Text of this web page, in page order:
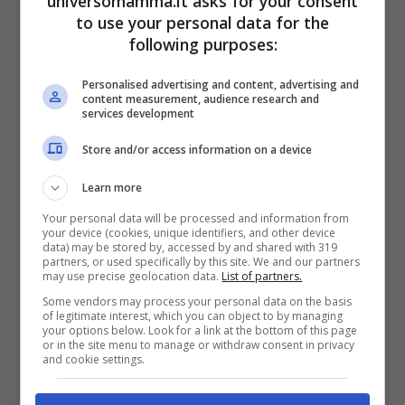
I furti da parte di chi lavora in casa nostra, ahinoi, non
sono così infrequenti – universomamma.it
Prima ancora però dovremo
direttamente con la badante , per esporle i
nostri sospetti e le nostre preoccupazioni.
Potremmo anche essere in presenza di un
malinteso o di un errore. Pertanto una
semplice chiarificazione potrebbe bastare
a risolvere tutto senza patemi d’animo.
to use your personal data for the
following purposes:
Personalised advertising and content, advertising and
content measurement, audience research and
services development
Store and/or access information on a device
Learn more
Your personal data will be processed and information from
your device (cookies, unique identifiers, and other device
data) may be stored by, accessed by and shared with 319
partners, or used specifically by this site. We and our partners
may use precise geolocation data. List of partners.
Some vendors may process your personal data on the basis
of legitimate interest, which you can object to by managing
your options below. Look for a link at the bottom of this page
or in the site menu to manage or withdraw consent in privacy
and cookie settings.